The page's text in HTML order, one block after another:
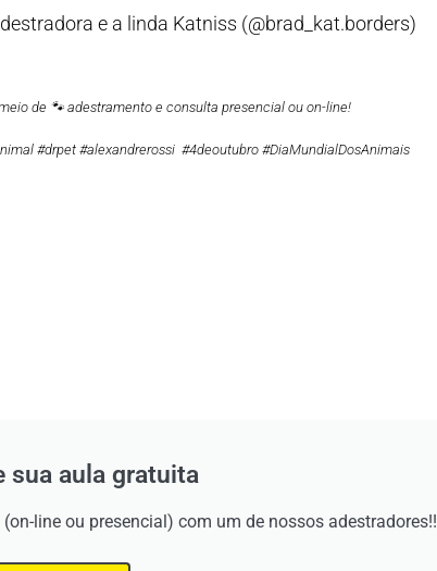
e a linda Katniss (@brad_kat.borders)
de 🐾 adestramento e consulta presencial ou on-line!
#drpet #alexandrerossi #4deoutubro #DiaMundialDosAnimais
sua aula gratuita
line ou presencial) com um de nossos adestradores!!